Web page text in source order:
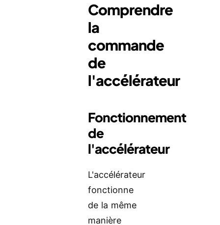
Comprendre
la
commande
de
l'accélérateur
Fonctionnement
de
l'accélérateur
L'accélérateur
fonctionne
de la même
manière